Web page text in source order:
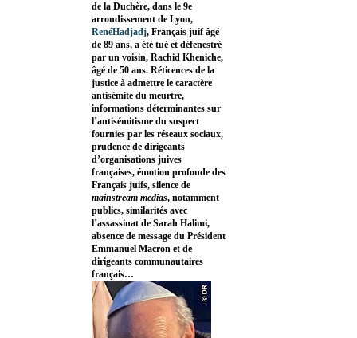
de la Duchère, dans le 9e
arrondissement de Lyon,
RenéHadjadj, Français juif âgé
de 89 ans, a été tué et défenestré
par un voisin, Rachid Kheniche,
âgé de 50 ans. Réticences de la
justice à admettre le caractère
antisémite du meurtre,
informations déterminantes sur
l’antisémitisme du suspect
fournies par les réseaux sociaux,
prudence de dirigeants
d’organisations juives
françaises, émotion profonde des
Français juifs, silence de
mainstream medias, notamment
publics, similarités avec
l’assassinat de Sarah Halimi,
absence de message du Président
Emmanuel Macron et de
dirigeants communautaires
français…